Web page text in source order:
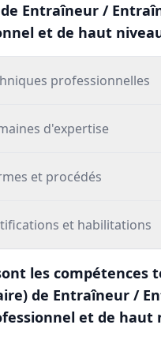
Entraîneur /
et de haut
professionnelles
d'expertise
et procédés
et habilitations
les compétences
de Entraîneur /
et de haut